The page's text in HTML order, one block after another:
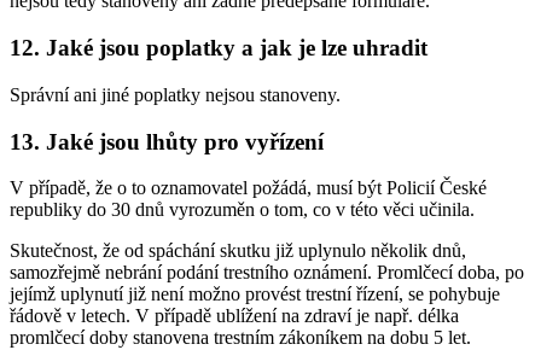
12. Jaké jsou poplatky a jak je lze uhradit
Správní ani jiné poplatky nejsou stanoveny.
13. Jaké jsou lhůty pro vyřízení
V případě, že o to oznamovatel požádá, musí být Policií České
republiky do 30 dnů vyrozuměn o tom, co v této věci učinila.
Skutečnost, že od spáchání skutku již uplynulo několik dnů,
samozřejmě nebrání podání trestního oznámení. Promlčecí doba, po
jejímž uplynutí již není možno provést trestní řízení, se pohybuje
řádově v letech. V případě ublížení na zdraví je např. délka
promlčecí doby stanovena trestním zákoníkem na dobu 5 let.